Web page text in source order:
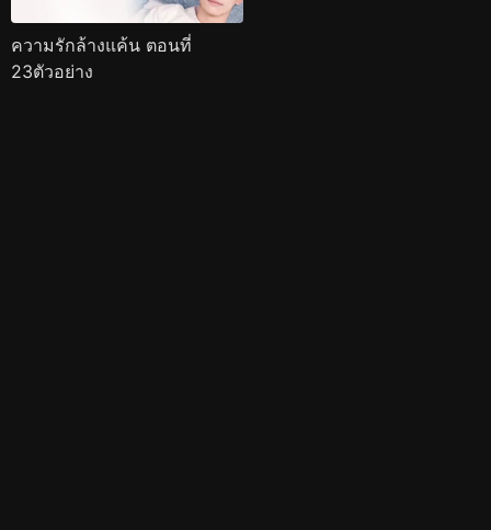
ความรักล้างแค้น ตอนที่
23ตัวอย่าง